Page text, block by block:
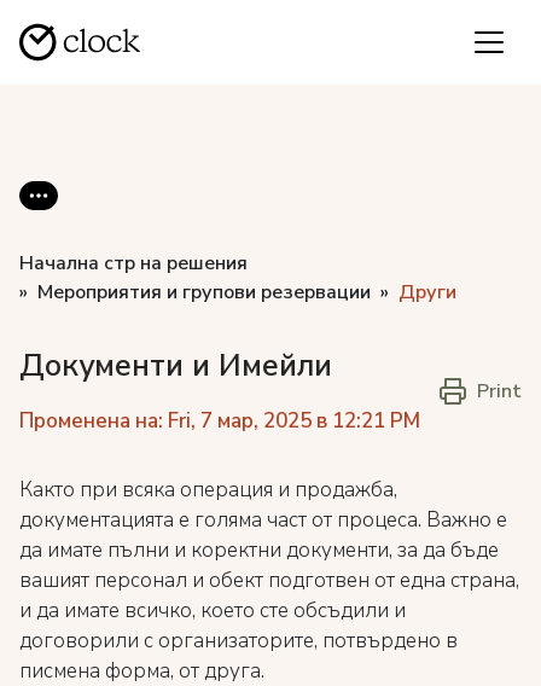
Начална стр на решения
Мероприятия и групови резервации
Други
Документи и Имейли
Променена на: Fri, 7 мар, 2025 в 12:21 PM
Print
Както при всяка операция и продажба,
документацията е голяма част от процеса. Важно е
да имате пълни и коректни документи, за да бъде
вашият персонал и обект подготвен от една страна,
и да имате всичко, което сте обсъдили и
договорили с организаторите, потвърдено в
писмена форма, от друга.